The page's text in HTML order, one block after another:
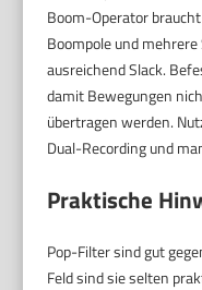
Boom-Operator
Boompole und
ausreichend Slack.
damit Bewegungen
übertragen werden.
Dual-Recording und
Praktische
Pop-Filter sind gut
Feld sind sie selten